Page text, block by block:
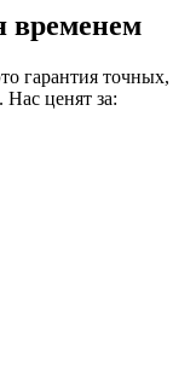
временем
гарантия точных,
ценят за: